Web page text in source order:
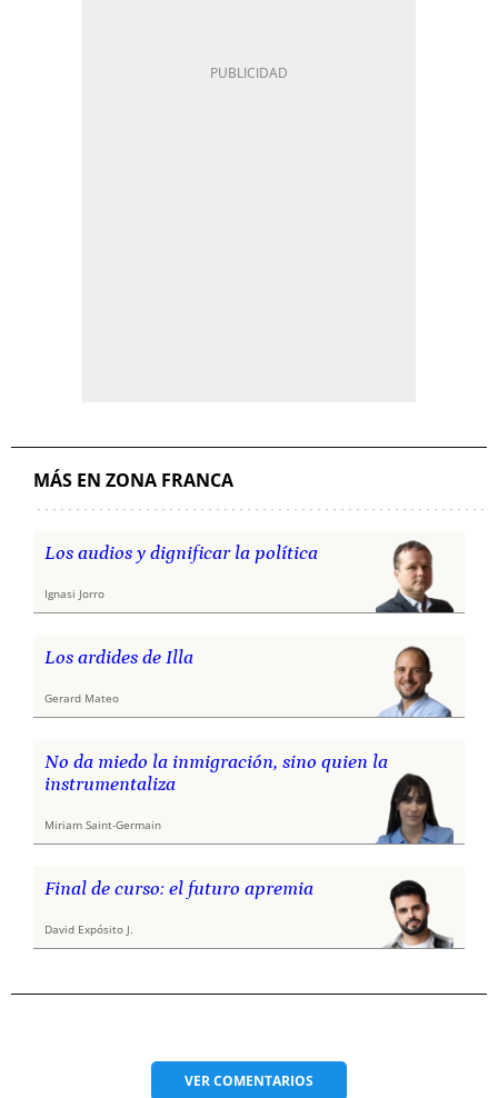
MÁS EN ZONA FRANCA
Los audios y dignificar la política
Ignasi Jorro
Los ardides de Illa
Gerard Mateo
No da miedo la inmigración, sino quien la
instrumentaliza
Miriam Saint-Germain
Final de curso: el futuro apremia
David Expósito J.
VERCOMENTARIOS